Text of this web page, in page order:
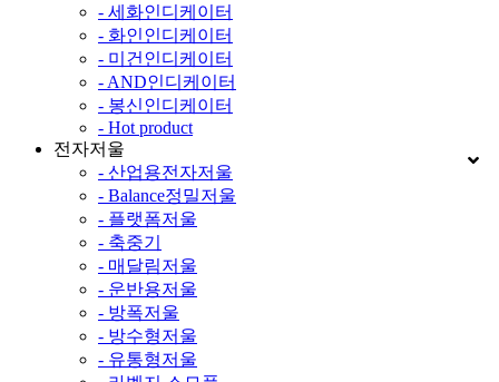
- 세화인디케이터
- 화인인디케이터
- 미건인디케이터
- AND인디케이터
- 봉신인디케이터
- Hot product
전자저울
- 산업용전자저울
- Balance정밀저울
- 플랫폼저울
- 축중기
- 매달림저울
- 운반용저울
- 방폭저울
- 방수형저울
- 유통형저울